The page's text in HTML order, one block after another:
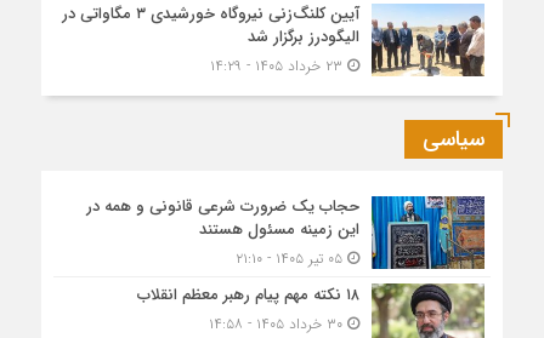
آیین کلنگ‌زنی نیروگاه خورشیدی ۳ مگاواتی در
الیگودرز برگزار شد
سیاسی
حجاب یک ضرورت شرعی قانونی و همه در
این زمینه مسئول هستند
۰۵ تیر ۱۴۰۵ - ۲۱:۱۰
۱۸ نکته مهم پیام رهبر معظم انقلاب
۳۰ خرداد ۱۴۰۵ - ۱۴:۵۸